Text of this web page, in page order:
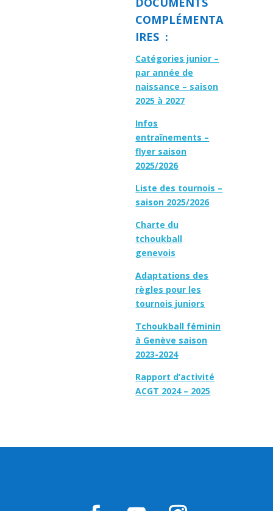
COMPLÉMENTA
IRES :
Catégories junior –
par année de
naissance – saison
2025 à 2027
Infos
entraînements –
flyer saison
2025/2026
Liste des tournois –
saison 2025/2026
Charte du
tchoukball
genevois
Adaptations des
règles pour les
tournois juniors
Tchoukball féminin
à Genève saison
2023-2024
Rapport d’activité
ACGT 2024 – 2025